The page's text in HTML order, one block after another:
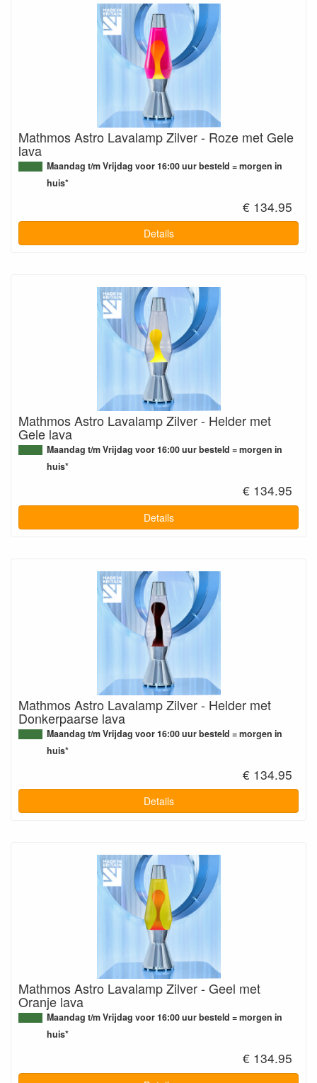
Mathmos Astro Lavalamp Zilver - Roze met Gele
lava
Maandag t/m Vrijdag voor 16:00 uur besteld = morgen in
huis*
€ 134.95
Details
Mathmos Astro Lavalamp Zilver - Helder met
Gele lava
Maandag t/m Vrijdag voor 16:00 uur besteld = morgen in
huis*
€ 134.95
Details
Mathmos Astro Lavalamp Zilver - Helder met
Donkerpaarse lava
Maandag t/m Vrijdag voor 16:00 uur besteld = morgen in
huis*
€ 134.95
Details
Mathmos Astro Lavalamp Zilver - Geel met
Oranje lava
Maandag t/m Vrijdag voor 16:00 uur besteld = morgen in
huis*
€ 134.95